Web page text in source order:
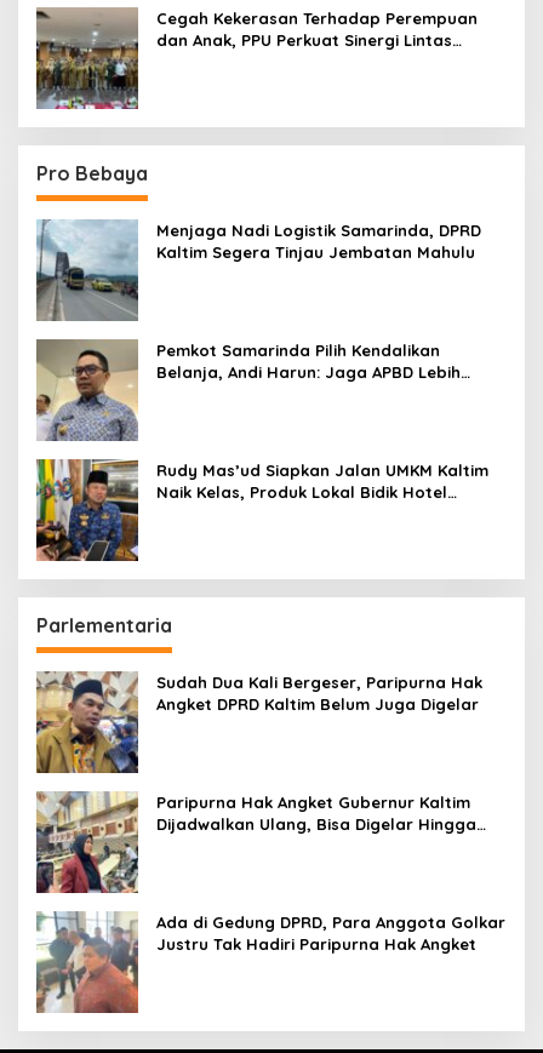
Cegah Kekerasan Terhadap Perempuan
dan Anak, PPU Perkuat Sinergi Lintas
Pro Bebaya
Menjaga Nadi Logistik Samarinda, DPRD
Kaltim Segera Tinjau Jembatan Mahulu
Pemkot Samarinda Pilih Kendalikan
Belanja, Andi Harun: Jaga APBD Lebih
Rudy Mas’ud Siapkan Jalan UMKM Kaltim
Naik Kelas, Produk Lokal Bidik Hotel
Parlementaria
Sudah Dua Kali Bergeser, Paripurna Hak
Angket DPRD Kaltim Belum Juga Digelar
Paripurna Hak Angket Gubernur Kaltim
Dijadwalkan Ulang, Bisa Digelar Hingga
Ada di Gedung DPRD, Para Anggota Golkar
Justru Tak Hadiri Paripurna Hak Angket